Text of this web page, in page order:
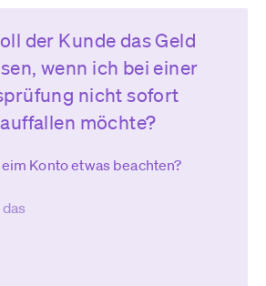
der Kunde das Geld
wenn ich bei einer
nicht sofort
möchte?
Konto etwas beachten?